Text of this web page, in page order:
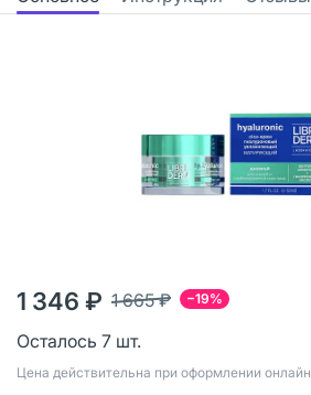
−19%
1 665 ₽
1 346 ₽
Осталось 7 шт.
Цена действительна при оформлении онлайн